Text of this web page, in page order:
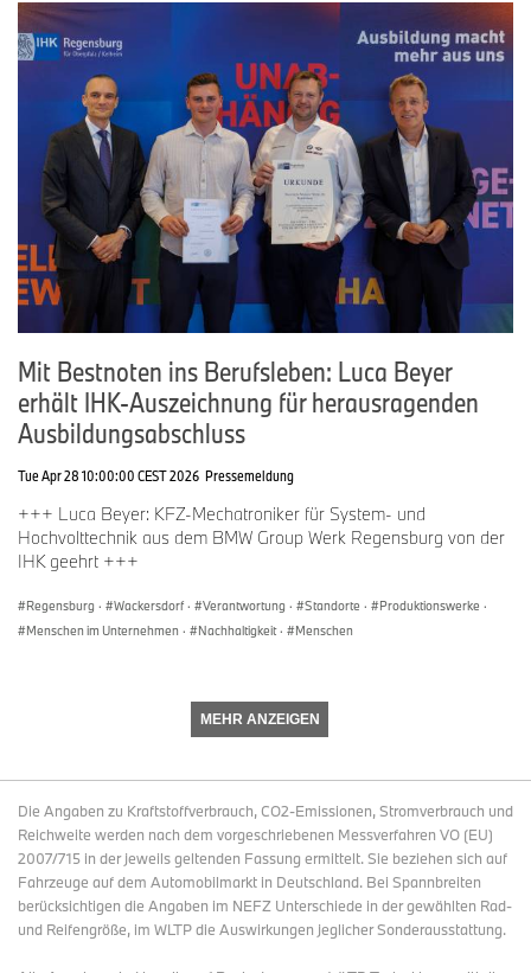
Mit Bestnoten ins Berufsleben: Luca Beyer
erhält IHK-Auszeichnung für herausragenden
Ausbildungsabschluss
Tue Apr 28 10:00:00 CEST 2026 Pressemeldung
+++ Luca Beyer: KFZ-Mechatroniker für System- und
Hochvolttechnik aus dem BMW Group Werk Regensburg von der
IHK geehrt +++
Regensburg · Wackersdorf · Verantwortung · Standorte · Produktionswerke ·
Menschen im Unternehmen · Nachhaltigkeit · Menschen
MEHR ANZEIGEN
Die Angaben zu Kraftstoffverbrauch, CO2-Emissionen, Stromverbrauch und
Reichweite werden nach dem vorgeschriebenen Messverfahren VO (EU)
2007/715 in der jeweils geltenden Fassung ermittelt. Sie beziehen sich auf
Fahrzeuge auf dem Automobilmarkt in Deutschland. Bei Spannbreiten
berücksichtigen die Angaben im NEFZ Unterschiede in der gewählten Rad-
und Reifengröße, im WLTP die Auswirkungen jeglicher Sonderausstattung.